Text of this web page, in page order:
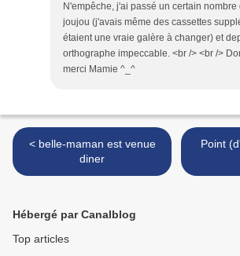
N'empêche, j'ai passé un certain nombre
joujou (j'avais même des cassettes
étaient une vraie galère à changer) et
orthographe impeccable. <br /> <br />
merci Mamie ^_^
< belle-maman est venue
diner
Point
Hébergé par Canalblog
Top articles